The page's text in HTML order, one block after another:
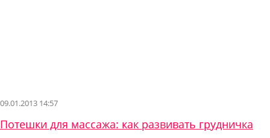
09.01.2013 14:57
Потешки для массажа: как развивать грудничка